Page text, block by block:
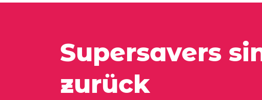
Supersavers
zurück